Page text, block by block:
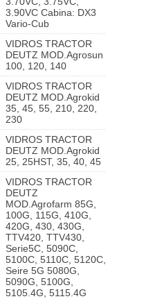
3.90VC Cabina: DX3
Vario-Cub
VIDROS TRACTOR
DEUTZ MOD.Agrosun
100, 120, 140
VIDROS TRACTOR
DEUTZ MOD.Agrokid
35, 45, 55, 210, 220,
230
VIDROS TRACTOR
DEUTZ MOD.Agrokid
25, 25HST, 35, 40, 45
VIDROS TRACTOR
DEUTZ
MOD.Agrofarm 85G,
100G, 115G, 410G,
420G, 430, 430G,
TTV420, TTV430,
Serie5C, 5090C,
5100C, 5110C, 5120C,
Seire 5G 5080G,
5090G, 5100G,
5105.4G, 5115.4G